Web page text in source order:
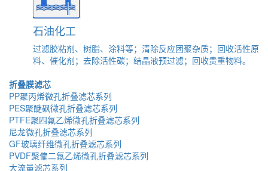
石油化工
过滤胶粘剂、树脂、涂料等；清除反应团聚杂质；回收活性原
料、催化剂；去除活性碳；结晶液预过滤；回收贵重物料。
折叠膜滤芯
PP聚丙烯微孔折叠滤芯系列
PES聚醚砜微孔折叠滤芯系列
PTFE聚四氟乙烯微孔折叠滤芯系列
尼龙微孔折叠滤芯系列
GF玻璃纤维微孔折叠滤芯系列
PVDF聚偏二氟乙烯微孔折叠滤芯系列
大流量滤芯系列